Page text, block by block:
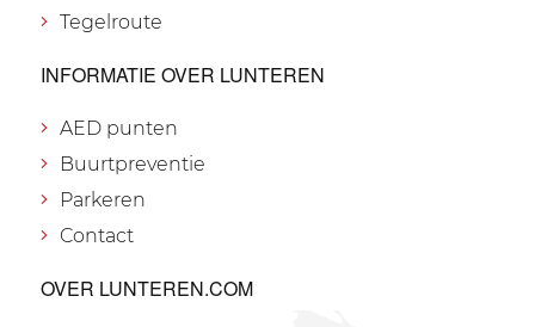
Tegelroute
INFORMATIE OVER LUNTEREN
AED punten
Buurtpreventie
Parkeren
Contact
OVER LUNTEREN.COM